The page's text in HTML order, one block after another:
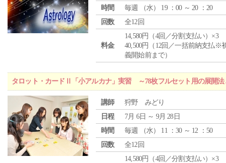
時間
毎週 （水） 19 ：00 ～ 20 ：20
回数
全12回
料金
14,580円（4回／分割支払い）×3
40,500円（12回／一括前納支払※
義開始前まで）
タロット・カードⅡ「小アルカナ」実習 ～78枚フルセット用の展開法
講師
狩野 みどり
日程
7月 6日 ～ 9月 28日
時間
毎週 （水） 11 ：30 ～ 12 ：50
回数
全12回
14,580円（4回／分割支払い）×3